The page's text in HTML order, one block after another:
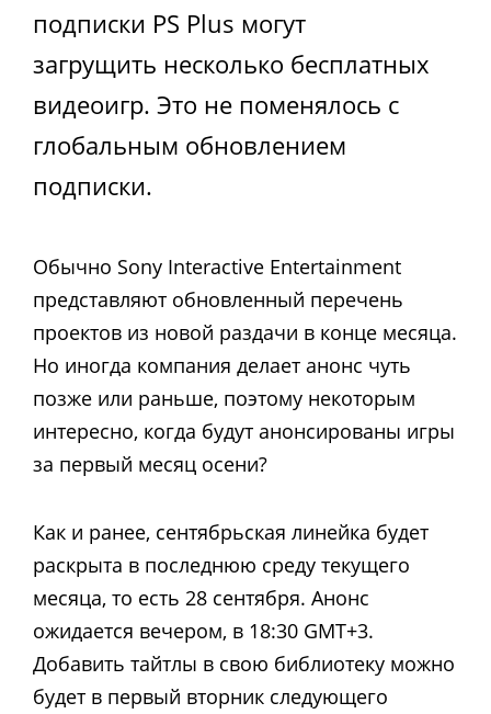
подписки PS Plus могут
загрущить несколько бесплатных
видеоигр. Это не поменялось с
глобальным обновлением
подписки.
Обычно Sony Interactive Entertainment
представляют обновленный перечень
проектов из новой раздачи в конце месяца.
Но иногда компания делает анонс чуть
позже или раньше, поэтому некоторым
интересно, когда будут анонсированы игры
за первый месяц осени?
Как и ранее, сентябрьская линейка будет
раскрыта в последнюю среду текущего
месяца, то есть 28 сентября. Анонс
ожидается вечером, в 18:30 GMT+3.
Добавить тайтлы в свою библиотеку можно
будет в первый вторник следующего